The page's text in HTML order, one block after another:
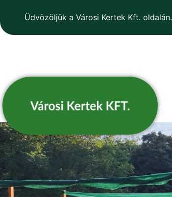
Üdvözöljük a Városi Kertek Kft. oldalán.